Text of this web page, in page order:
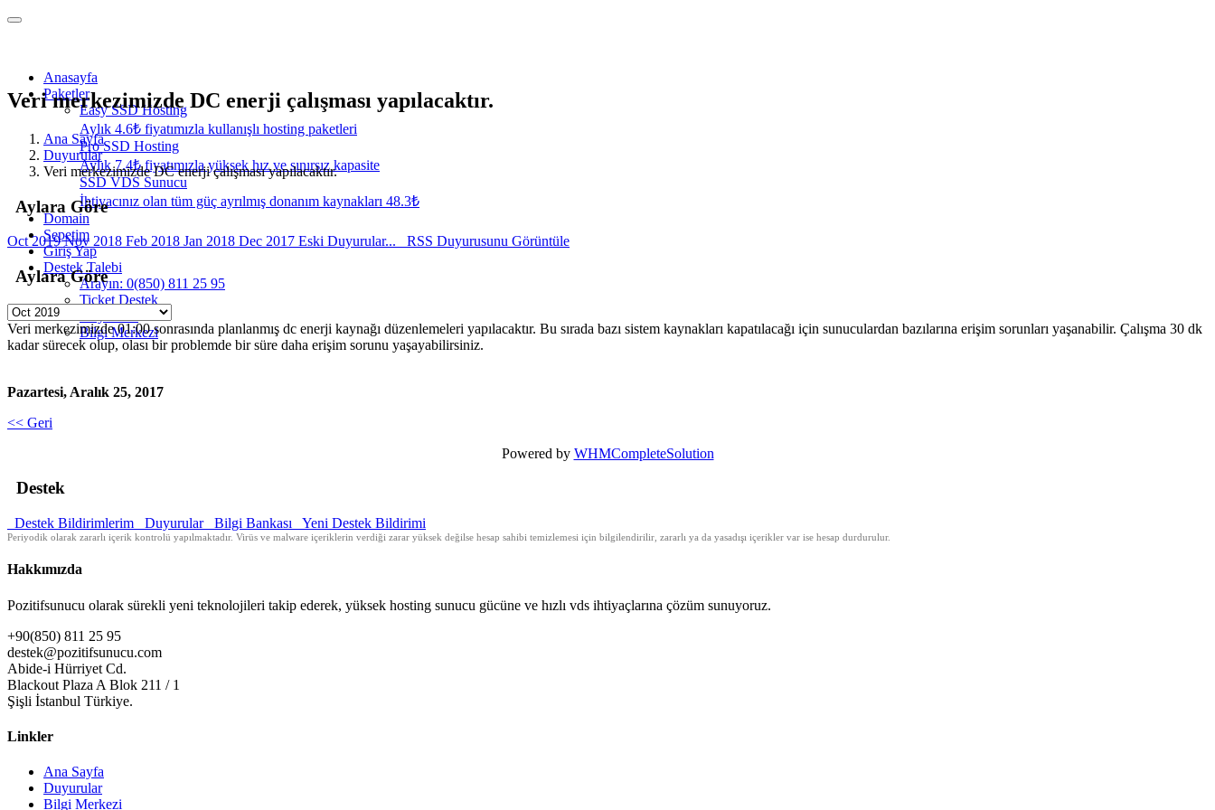
Anasayfa
Paketler
Easy SSD Hosting
Aylık 4.6₺ fiyatımızla kullanışlı hosting paketleri
Pro SSD Hosting
Aylık 7.4₺ fiyatımızla yüksek hız ve sınırsız kapasite
SSD VDS Sunucu
İhtiyacınız olan tüm güç ayrılmış donanım kaynakları 48.3₺
Domain
Sepetim
Giriş Yap
Destek Talebi
Arayın: 0(850) 811 25 95
Ticket Destek
Bilgi Merkezi
Veri merkezimizde DC enerji çalışması yapılacaktır.
Ana Sayfa
Duyurular
Veri merkezimizde DC enerji çalışması yapılacaktır.
Aylara Göre
Oct 2019Nov 2018 Feb 2018 Jan 2018 Dec 2017 Eski Duyurular... RSS Duyurusunu Görüntüle
Aylara Göre
Veri merkezimizde 01:00 sonrasında planlanmış dc enerji kaynağı düzenlemeleri yapılacaktır. Bu sırada bazı sistem kaynakları kapatılacağı için sunuculardan bazılarına erişim sorunları yaşanabilir. Çalışma 30 dk
kadar sürecek olup, olası bir problemde bir süre daha erişim sorunu yaşayabilirsiniz.
Pazartesi, Aralık 25, 2017
<< Geri
Powered by WHMCompleteSolution
Destek
Destek Bildirimlerim Duyurular Bilgi Bankası Yeni Destek Bildirimi
Periyodik olarak zararlı içerik kontrolü yapılmaktadır. Virüs ve malware içeriklerin verdiği zarar yüksek değilse hesap sahibi temizlemesi için bilgilendirilir, zararlı ya da yasadışı içerikler var ise hesap durdurulur.
Hakkımızda
Pozitifsunucu olarak sürekli yeni teknolojileri takip ederek, yüksek hosting sunucu gücüne ve hızlı vds ihtiyaçlarına çözüm sunuyoruz.
+90(850) 811 25 95
destek@pozitifsunucu.com
Abide-i Hürriyet Cd.
Blackout Plaza A Blok 211 / 1
Şişli İstanbul Türkiye.
Linkler
Ana Sayfa
Duyurular
Bilgi Merkezi